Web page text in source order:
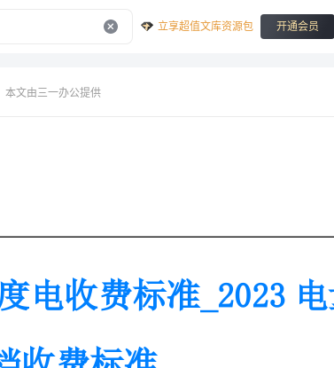
立享超值文库资源包 开通会员
本文由三一办公提供
2023居民用电每度电收费标准_2023电量